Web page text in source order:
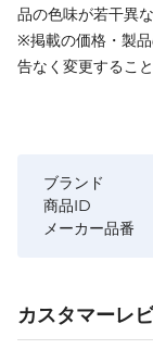
品の色味が若干異
※掲載の価格・製
告なく変更するこ
ブランド
商品ID
メーカー品番
カスタマーレ